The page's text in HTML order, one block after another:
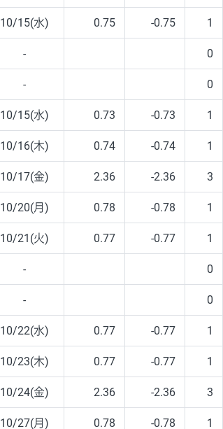
10/15(水) 0.75 -0.75 1
- 0
- 0
10/15(水) 0.73 -0.73 1
10/16(木) 0.74 -0.74 1
10/17(金) 2.36 -2.36 3
10/20(月) 0.78 -0.78 1
10/21(火) 0.77 -0.77 1
- 0
- 0
10/22(水) 0.77 -0.77 1
10/23(木) 0.77 -0.77 1
10/24(金) 2.36 -2.36 3
10/27(月) 0.78 -0.78 1